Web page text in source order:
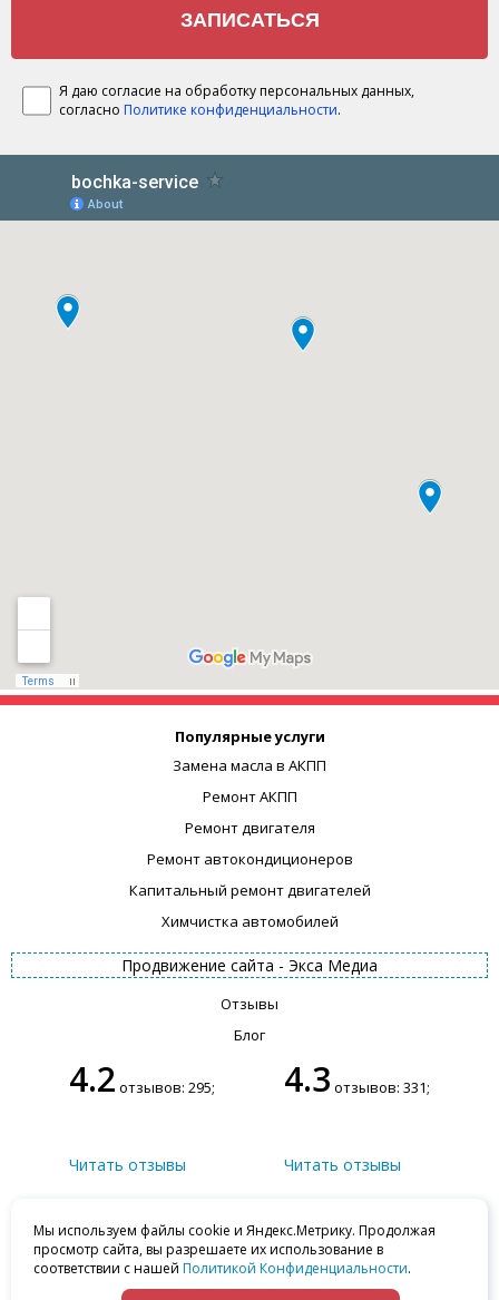
Я даю согласие на обработку персональных данных,
согласно Политике конфиденциальности.
Популярные услуги
Замена масла в АКПП
Ремонт АКПП
Ремонт двигателя
Ремонт автокондиционеров
Капитальный ремонт двигателей
Химчистка автомобилей
Продвижение сайта - Экса Медиа
Отзывы
Блог
4.2 отзывов: 295;
Читать отзывы
4.3 отзывов: 331;
Читать отзывы
Ваши замечания
+7 (812) 502-70-03 Сервис
+7 (812) 502-70-03
Мойка +7 (812) 502-70-03
Отдел запчастей
+7 (812) 502-70-03
Мы используем файлы cookie и Яндекс.Метрику. Продолжая
просмотр сайта, вы разрешаете их использование в
соответствии с нашей Политикой Конфиденциальности.